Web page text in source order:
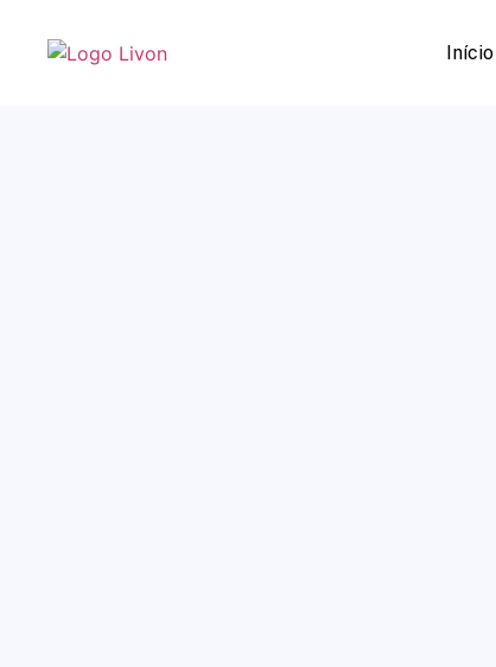
Início